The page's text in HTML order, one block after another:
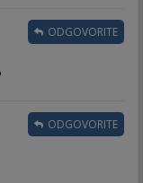
ODGOVORITE
ODGOVORITE